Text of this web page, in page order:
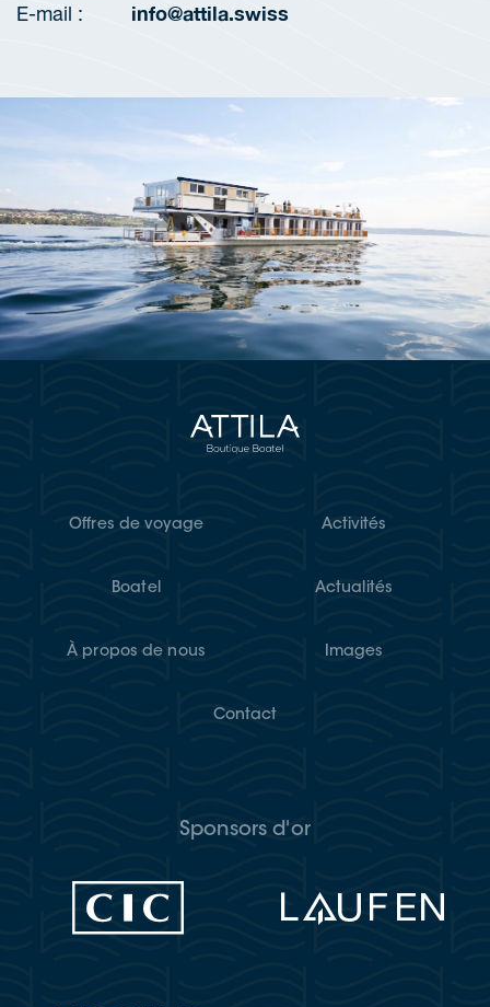
E-mail : info@attila.swiss
Offres de voyage Activités
Boatel Actualités
À propos de nous Images
Contact
Sponsors d'or